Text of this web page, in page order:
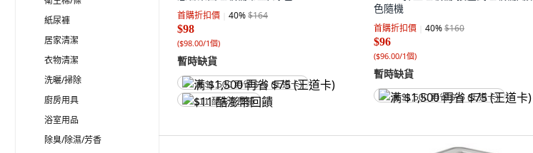
紙尿褲
居家清潔
衣物清潔
洗曬/掃除
廚房用具
浴室用品
除臭/除濕/芳香
首購折扣價 40%$164
$98
($98.00/1個)
暫時缺貨
满 $1,500 再省 $75 (王道卡)
$11 酷澎幣回饋
色隨機
首購折扣價 40%$160
$96
($96.00/1個)
暫時缺貨
满 $1,500 再省 $75 (王道卡)